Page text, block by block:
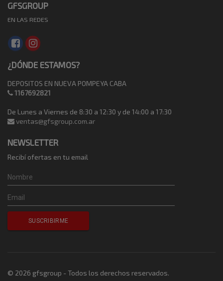
GFSGROUP
EN LAS REDES
¿DÓNDE ESTAMOS?
DEPOSITOS EN NUEVA POMPEYA CABA
1167692821
De Lunes a Viernes de 8:30 a 12:30 y de 14:00 a 17:30
ventas@gfsgroup.com.ar
NEWSLETTER
Recibí ofertas en tu email
© 2026 gfsgroup - Todos los derechos reservados.